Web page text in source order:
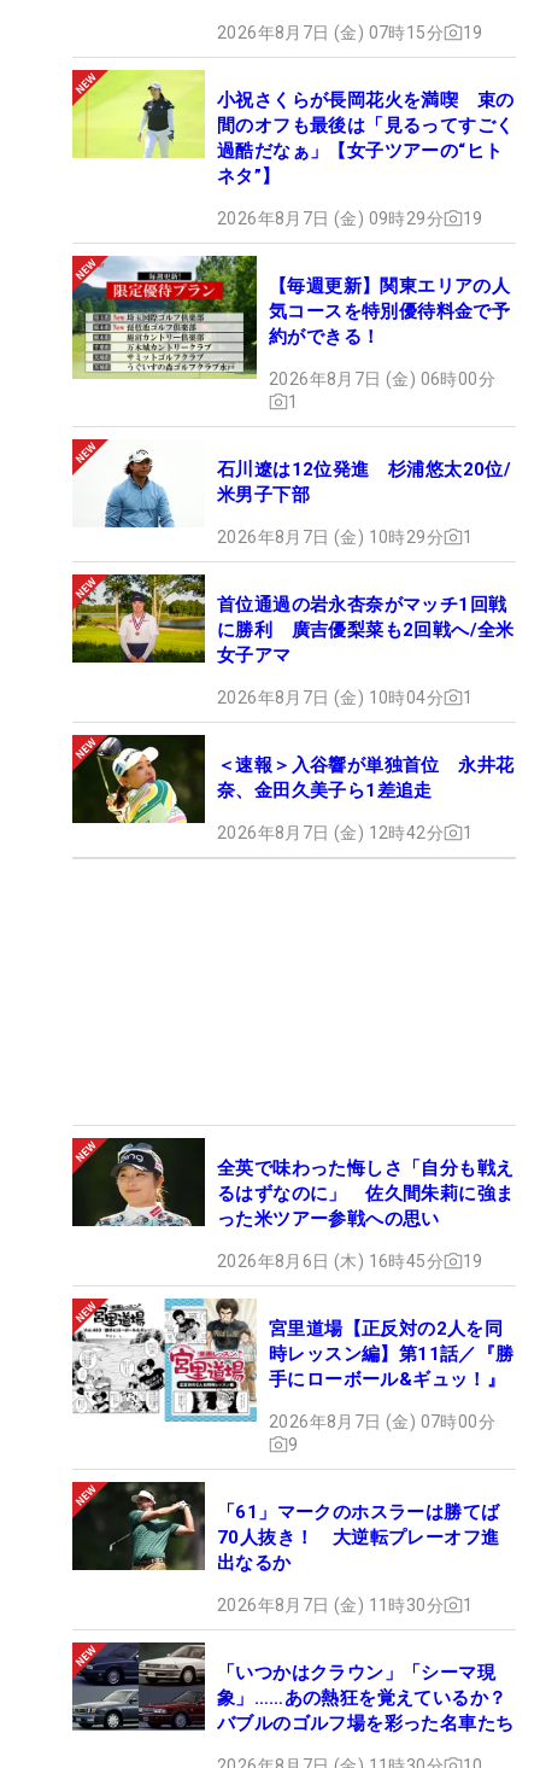
2026年8月7日 (金) 07時15分 19
小祝さくらが長岡花火を満喫 束の
間のオフも最後は「見るってすごく
過酷だなぁ」【女子ツアーの“ヒト
ネタ”】
2026年8月7日 (金) 09時29分 19
【毎週更新】関東エリアの人
気コースを特別優待料金で予
約ができる！
2026年8月7日 (金) 06時00分
1
石川遼は12位発進 杉浦悠太20位/
米男子下部
2026年8月7日 (金) 10時29分 1
首位通過の岩永杏奈がマッチ1回戦
に勝利 廣吉優梨菜も2回戦へ/全米
女子アマ
2026年8月7日 (金) 10時04分 1
＜速報＞入谷響が単独首位 永井花
奈、金田久美子ら1差追走
2026年8月7日 (金) 12時42分 1
全英で味わった悔しさ「自分も戦え
るはずなのに」 佐久間朱莉に強ま
った米ツアー参戦への思い
2026年8月6日 (木) 16時45分 19
宮里道場【正反対の2人を同
時レッスン編】第11話／『勝
手にローボール&ギュッ！』
2026年8月7日 (金) 07時00分
9
「61」マークのホスラーは勝てば
70人抜き！ 大逆転プレーオフ進
出なるか
2026年8月7日 (金) 11時30分 1
「いつかはクラウン」「シーマ現
象」……あの熱狂を覚えているか？
バブルのゴルフ場を彩った名車たち